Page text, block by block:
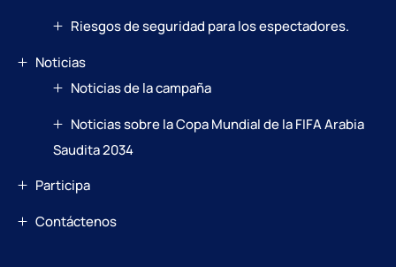
Riesgos de seguridad para los espectadores.
Noticias
Noticias de la campaña
Noticias sobre la Copa Mundial de la FIFA Arabia
Saudita 2034
Participa
Contáctenos